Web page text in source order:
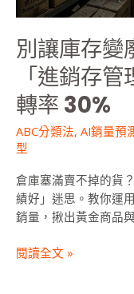
別讓庫存變
「進銷存
轉率 30%
ABC分類法, AI銷量預
型
倉庫塞滿賣不掉的貨
績好」迷思。教你運
銷量，揪出黃金商品
業
學
「進
銷
存
管
理」
3
招，
提
資
閱讀全文 »